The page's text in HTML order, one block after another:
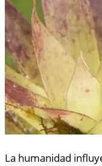
La humanidad